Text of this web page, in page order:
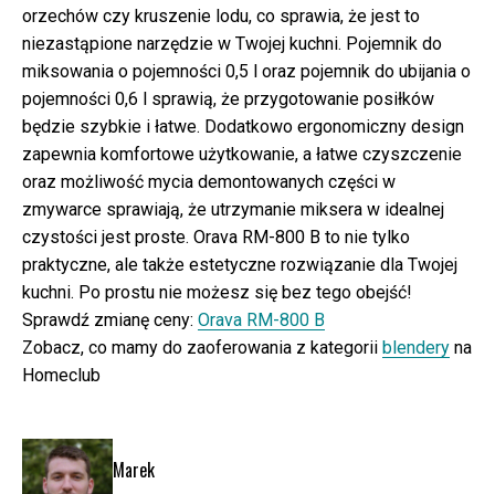
orzechów czy kruszenie lodu, co sprawia, że jest to
niezastąpione narzędzie w Twojej kuchni. Pojemnik do
miksowania o pojemności 0,5 l oraz pojemnik do ubijania o
pojemności 0,6 l sprawią, że przygotowanie posiłków
będzie szybkie i łatwe. Dodatkowo ergonomiczny design
zapewnia komfortowe użytkowanie, a łatwe czyszczenie
oraz możliwość mycia demontowanych części w
zmywarce sprawiają, że utrzymanie miksera w idealnej
czystości jest proste. Orava RM-800 B to nie tylko
praktyczne, ale także estetyczne rozwiązanie dla Twojej
kuchni. Po prostu nie możesz się bez tego obejść!
Sprawdź zmianę ceny: Orava RM-800 B
Zobacz, co mamy do zaoferowania z kategorii blendery na
Homeclub
Marek